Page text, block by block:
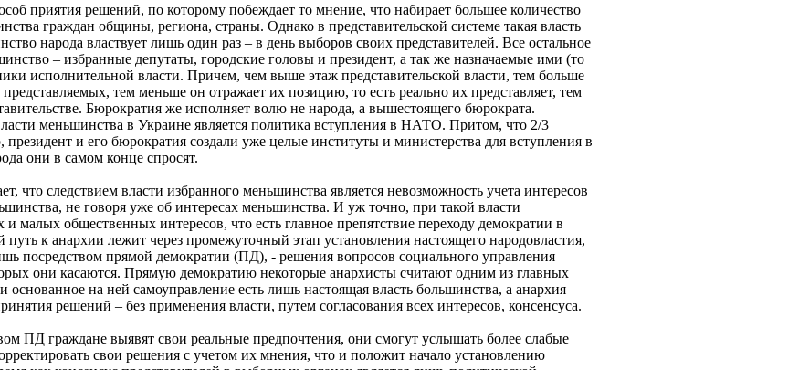
приятия решений, по которому побеждает то мнение, что набирает большее количество
граждан общины, региона, страны. Однако в представительской системе такая власть
народа властвует лишь один раз – в день выборов своих представителей. Все остальное
– избранные депутаты, городские головы и президент, а так же назначаемые ими (то
исполнительной власти. Причем, чем выше этаж представительской власти, тем больше
тем меньше он отражает их позицию, то есть реально их представляет, тем
Бюрократия же исполняет волю не народа, а вышестоящего бюрократа.
меньшинства в Украине является политика вступления в НАТО. Притом, что 2/3
президент и его бюрократия создали уже целые институты и министерства для вступления в
они в самом конце спросят.
что следствием власти избранного меньшинства является невозможность учета интересов
не говоря уже об интересах меньшинства. И уж точно, при такой власти
малых общественных интересов, что есть главное препятствие переходу демократии в
к анархии лежит через промежуточный этап установления настоящего народовластия,
посредством прямой демократии (ПД), - решения вопросов социального управления
они касаются. Прямую демократию некоторые анархисты считают одним из главных
на ней самоуправление есть лишь настоящая власть большинства, а анархия –
решений – без применения власти, путем согласования всех интересов, консенсуса.
ПД граждане выявят свои реальные предпочтения, они смогут услышать более слабые
свои решения с учетом их мнения, что и положит начало установлению